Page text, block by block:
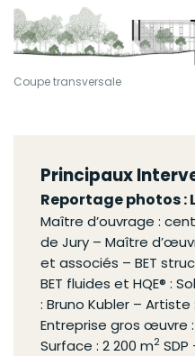
Coupe transversale
Principaux
Reportage photos :
Maître d’ouvrage :
de Jury – Maître
et associés – BET
BET fluides et HQE® :
: Bruno Kubler –
Entreprise gros œuvre
Surface : 2 200 m2